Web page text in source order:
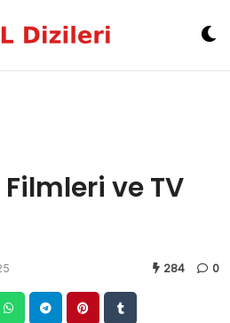
ve TV
284 0